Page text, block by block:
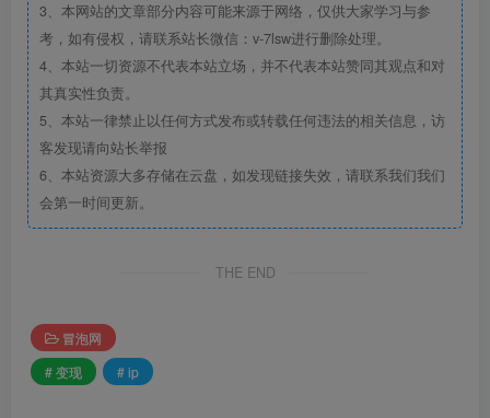
3、本网站的文章部分内容可能来源于网络，仅供大家学习与参
考，如有侵权，请联系站长微信：v-7lsw进行删除处理。
4、本站一切资源不代表本站立场，并不代表本站赞同其观点和对
其真实性负责。
5、本站一律禁止以任何方式发布或转载任何违法的相关信息，访
客发现请向站长举报
6、本站资源大多存储在云盘，如发现链接失效，请联系我们我们
会第一时间更新。
THE END
冒泡网
# 变现
# ip